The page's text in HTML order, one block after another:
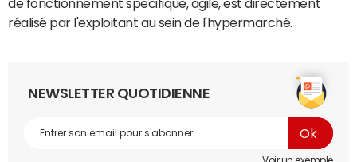
de fonctionnement spécifique, agile, est directement
réalisé par l'exploitant au sein de l'hypermarché.
NEWSLETTER QUOTIDIENNE